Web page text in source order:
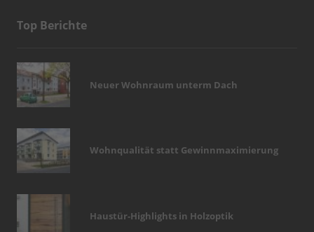
Top Berichte
Neuer Wohnraum unterm Dach
Wohnqualität statt Gewinnmaximierung
Haustür-Highlights in Holzoptik